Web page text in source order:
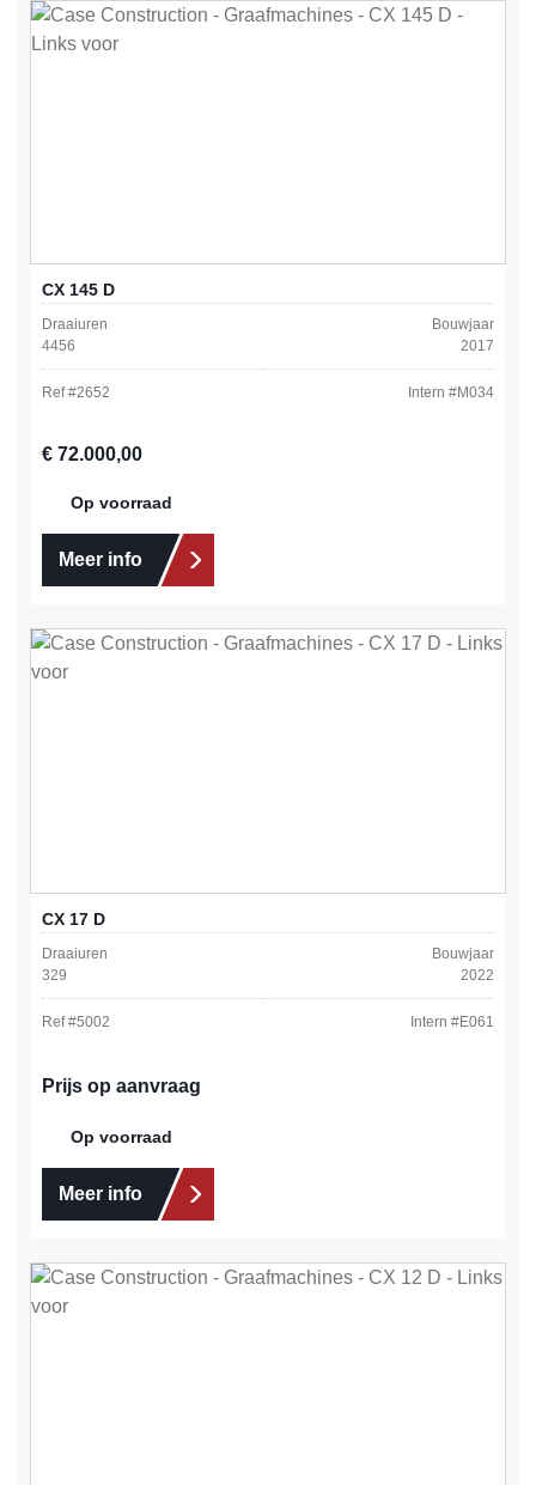
CX 145 D
Draaiuren
4456
Bouwjaar
2017
Ref #2652 Intern #M034
Normale prijs:
€ 72.000,00
Op voorraad
Meer info
CX 17 D
Draaiuren
329
Bouwjaar
2022
Ref #5002 Intern #E061
Prijs op aanvraag
Op voorraad
Meer info